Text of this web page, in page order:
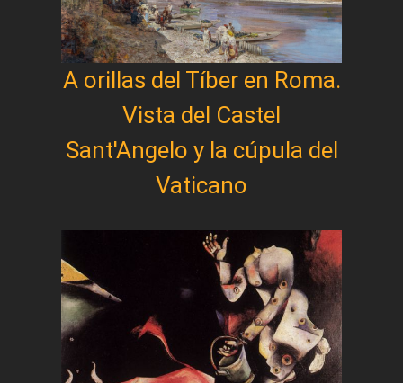
A orillas del Tíber en Roma.
Vista del Castel
Sant'Angelo y la cúpula del
Vaticano